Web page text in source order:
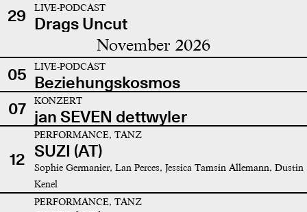
29
LIVE-PODCAST
Drags Uncut
November 2026
05 LIVE-PODCAST
Beziehungskosmos
07
KONZERT
jan SEVEN dettwyler
12
PERFORMANCE, TANZ
SUZI (AT)
Sophie Germanier, Lan Perces, Jessica Tamsin Allemann, Dustin
Kenel
PERFORMANCE, TANZ